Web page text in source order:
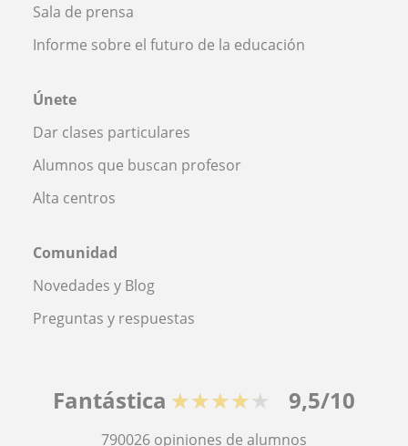
Sala de prensa
Informe sobre el futuro de la educación
Únete
Dar clases particulares
Alumnos que buscan profesor
Alta centros
Comunidad
Novedades y Blog
Preguntas y respuestas
Fantástica ★★★★★ 9,5/10
790026 opiniones de alumnos